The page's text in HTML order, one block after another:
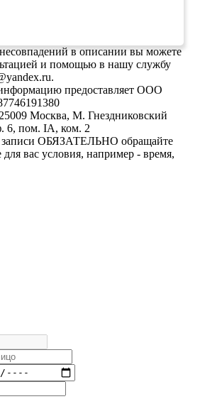
в описании вы можете
и помощью в нашу службу
предоставляет ООО
Москва, М. Гнездниковский
6, пом. IA, ком. 2
записи ОБЯЗАТЕЛЬНО обращайте
вас условия, например - время,